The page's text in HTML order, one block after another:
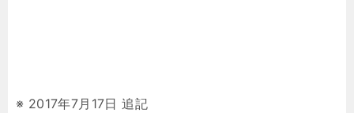
※ 2017年7月17日 追記